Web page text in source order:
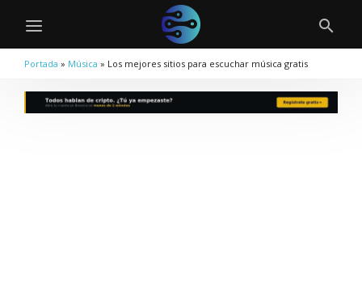
Portada » Música » Los mejores sitios para escuchar música gratis